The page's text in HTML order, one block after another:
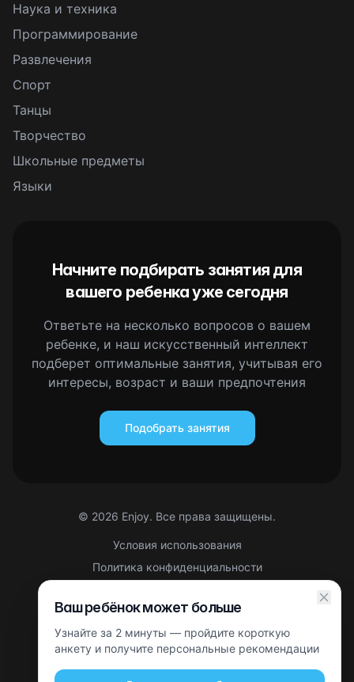
Наука и техника
Программирование
Развлечения
Спорт
Танцы
Творчество
Школьные предметы
Языки
Начните подбирать занятия для
вашего ребенка уже сегодня
Ответьте на несколько вопросов о вашем
ребенке, и наш искусственный интеллект
подберет оптимальные занятия, учитывая его
интересы, возраст и ваши предпочтения
Подобрать занятия
© 2026 Enjoy. Все права защищены.
Условия использования
Политика конфиденциальности
Партнерская оферта
Этот сайт защищен reCAPTCHA. Применяются Политика
конфиденциальности и Условия использования Google.
Ваш ребёнок может больше
Узнайте за 2 минуты — пройдите короткую
анкету и получите персональные рекомендации